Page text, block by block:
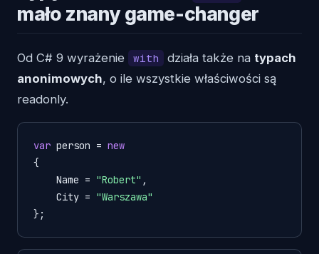
mało znany game-changer
Od C# 9 wyrażenie with działa także na typach
anonimowych, o ile wszystkie właściwości są
readonly.
var person = new
{
    Name =
"Robert" ,
    City =
"Warszawa"
};